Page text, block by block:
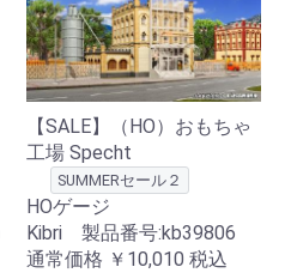
【SALE】（HO）おもちゃ
工場 Specht
SUMMERセール２
HOゲージ
Kibri 製品番号:kb39806
通常価格 ￥10,010 税込